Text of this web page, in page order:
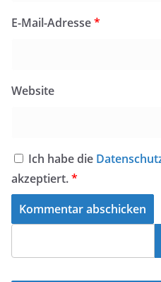
E-Mail-Adresse*
Website
Ich habe die
akzeptiert.*